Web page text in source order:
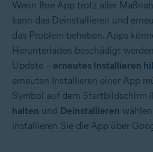
Wenn Ihre App trotz aller
kann das Deinstallieren und
das Problem beheben. Apps
Herunterladen beschädigt
Update – erneutes Installieren
erneuten Installieren einer App
Symbol auf dem Startbildschirm
halten und Deinstallieren
installieren Sie die App über